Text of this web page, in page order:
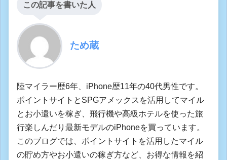
この記事を書いた人
ため蔵
陸マイラー歴6年、iPhone歴11年の40代男性です。
ポイントサイトとSPGアメックスを活用してマイル
とお小遣いを稼ぎ、飛行機や高級ホテルを使った旅
行楽しんだり最新モデルのiPhoneを買っています。
このブログでは、ポイントサイトを活用したマイル
の貯め方やお小遣いの稼ぎ方など、お得な情報を紹